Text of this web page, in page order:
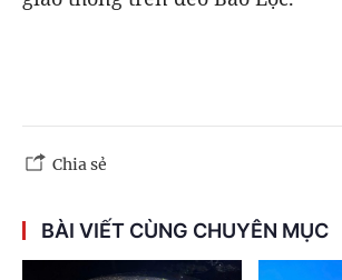
Chia sẻ
BÀI VIẾT CÙNG CHUYÊN MỤC